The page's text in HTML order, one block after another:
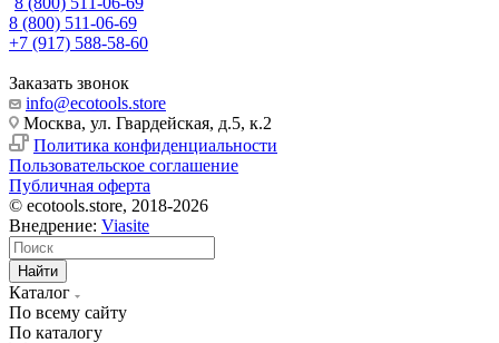
8 (800) 511-06-69
+7 (917) 588-58-60
Заказать звонок
info@ecotools.store
Москва, ул. Гвардейская, д.5, к.2
Политика конфиденциальности
Пользовательское соглашение
Публичная оферта
© ecotools.store, 2018-2026
Внедрение: Viasite
Найти
Каталог
По всему сайту
По каталогу